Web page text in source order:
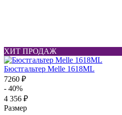
ХИТ ПРОДАЖ
Бюстгальтер Melle 1618ML
7260 ₽
- 40%
4 356 ₽
Размер